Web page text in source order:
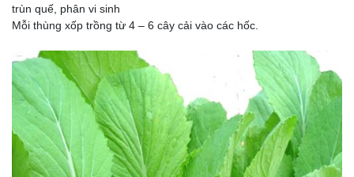
trùn quế, phân vi sinh
Mỗi thùng xốp trồng từ 4 – 6 cây cải vào các hốc.